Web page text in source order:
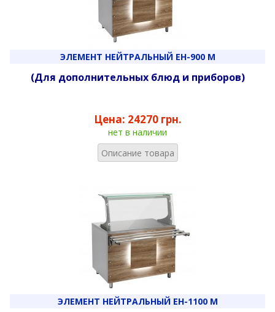
ЭЛЕМЕНТ НЕЙТРАЛЬНЫЙ ЕН-900 М
(Для дополнительных блюд и приборов)
Цена: 24270 грн.
нет в наличии
Описание товара
ЭЛЕМЕНТ НЕЙТРАЛЬНЫЙ ЕН-1100 М